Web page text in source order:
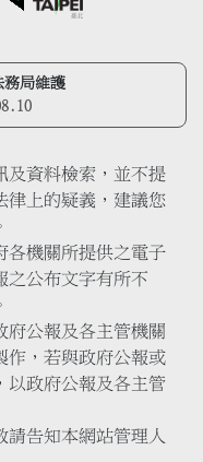
務局維護
及資料檢索，並不提
律上的疑義，建議您
各機關所提供之電子
之公布文字有所不
府公報及各主管機關
作，若與政府公報或
以政府公報及各主管
請告知本網站管理人